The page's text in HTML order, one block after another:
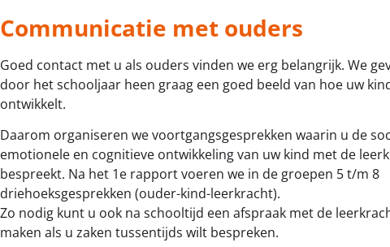
Communicatie met ouders
Goed contact met u als ouders vinden we erg belangrijk. We
door het schooljaar heen graag een goed beeld van hoe uw
ontwikkelt.
Daarom organiseren we voortgangsgesprekken waarin u de
emotionele en cognitieve ontwikkeling van uw kind met de
bespreekt. Na het 1e rapport voeren we in de groepen 5 t/m 8
driehoeksgesprekken (ouder-kind-leerkracht).
Zo nodig kunt u ook na schooltijd een afspraak met de
maken als u zaken tussentijds wilt bespreken.